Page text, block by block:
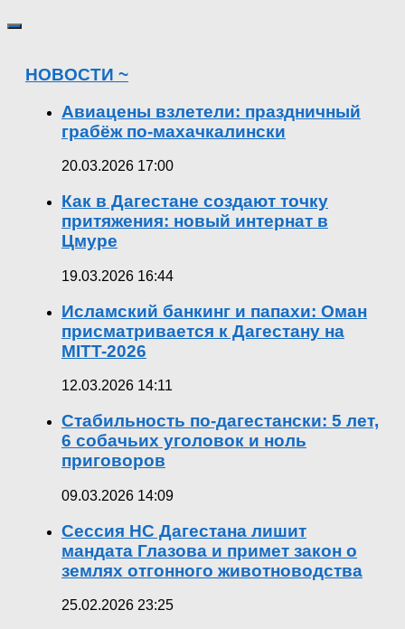
НОВОСТИ ~
Авиацены взлетели: праздничный
грабёж по-махачкалински
20.03.2026 17:00
Как в Дагестане создают точку
притяжения: новый интернат в
Цмуре
19.03.2026 16:44
Исламский банкинг и папахи: Оман
присматривается к Дагестану на
MITT-2026
12.03.2026 14:11
Стабильность по-дагестански: 5 лет,
6 собачьих уголовок и ноль
приговоров
09.03.2026 14:09
Сессия НС Дагестана лишит
мандата Глазова и примет закон о
землях отгонного животноводства
25.02.2026 23:25